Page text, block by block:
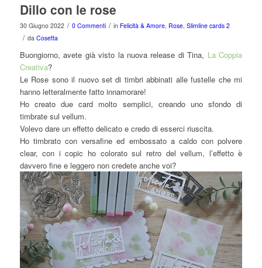
Dillo con le rose
30 Giugno 2022 / 0 Commenti / in Felicità & Amore, Rose, Slimline cards 2
/ da Cosetta
Buongiorno, avete già visto la nuova release di Tina, La Coppia
Creativa?
Le Rose sono il nuovo set di timbri abbinati alle fustelle che mi
hanno letteralmente fatto innamorare!
Ho creato due card molto semplici, creando uno sfondo di
timbrate sul vellum.
Volevo dare un effetto delicato e credo di esserci riuscita.
Ho timbrato con versafine ed embossato a caldo con polvere
clear, con i copic ho colorato sul retro del vellum, l’effetto è
davvero fine e leggero non credete anche voi?